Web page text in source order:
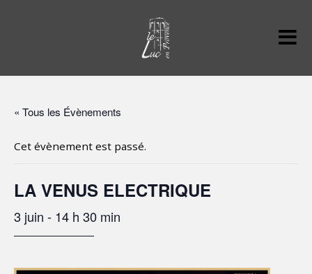
« Tous les Évènements
Cet évènement est passé.
LA VENUS ELECTRIQUE
3 juin - 14 h 30 min